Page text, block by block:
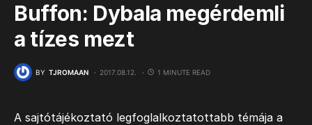
Buffon: Dybala megérdemli
a tízes mezt
BY TJROMAAN 2017.08.12. 1 MINUTE READ
A sajtótájékoztató legfoglalkoztatottabb témája a